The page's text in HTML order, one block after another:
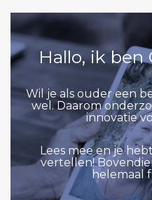
Hallo, ik ben
Wil je als ouder een
wel. Daarom
innovatie
Lees mee en je
vertellen!
helemaal